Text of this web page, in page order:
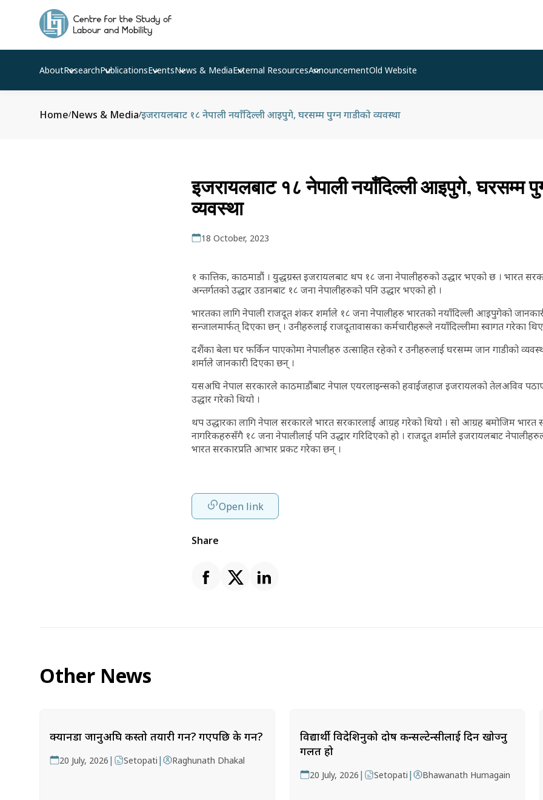
AboutResearchPublicationsEventsNews & MediaExternal ResourcesAnnouncementOld Website
Home/News & Media/इजरायलबाट १८ नेपाली नयाँदिल्ली आइपुगे, घरसम्म पुग्न गाडीको व्यवस्था
इजरायलबाट १८ नेपाली नयाँदिल्ली आइपुगे, घरसम्म
व्यवस्था
18 October, 2023
१ कात्तिक, काठमाडौं । युद्धग्रस्त इजरायलबाट थप १८ जना नेपालीहरुको उद्धार भएको छ । भारत
अन्तर्गतको उद्धार उडानबाट १८ जना नेपालीहरुको पनि उद्धार भएको हो ।
भारतका लागि नेपाली राजदूत शंकर शर्माले १८ जना नेपालीहरु भारतको नयाँदिल्ली आइपुगेको
सन्जालमार्फत् दिएका छन् । उनीहरुलाई राजदूतावासका कर्मचारीहरूले नयाँदिल्लीमा स्वागत गरेका
दशैंका बेला घर फर्किन पाएकोमा नेपालीहरु उत्साहित रहेको र उनीहरुलाई घरसम्म जान गाडीको
शर्माले जानकारी दिएका छन् ।
यसअघि नेपाल सरकारले काठमाडौंबाट नेपाल एयरलाइन्सको हवाईजहाज इजरायलको तेलअविव
उद्धार गरेको थियो ।
थप उद्धारका लागि नेपाल सरकारले भारत सरकारलाई आग्रह गरेको थियो । सो आग्रह बमोजिम
नागरिकहरुसँगै १८ जना नेपालीलाई पनि उद्धार गरिदिएको हो । राजदूत शर्माले इजरायलबाट
भारत सरकारप्रति आभार प्रकट गरेका छन् ।
Open link
Share
Other News
क्यानडा जानुअघि कस्तो तयारी गर्ने? गएपछि के गर्ने?
20 July, 2026 | Setopati | Raghunath Dhakal
विद्यार्थी विदेशिनुको दोष कन्सल्टेन्सीलाई दिन खोज्नु
गलत हो
20 July, 2026 | Setopati | Bhawanath Humagain